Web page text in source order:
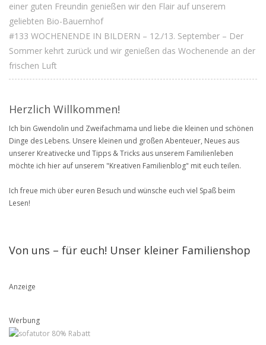
einer guten Freundin genießen wir den Flair auf unserem
geliebten Bio-Bauernhof
#133 WOCHENENDE IN BILDERN – 12./13. September – Der
Sommer kehrt zurück und wir genießen das Wochenende an der
frischen Luft
Herzlich Willkommen!
Ich bin Gwendolin und Zweifachmama und liebe die kleinen und schönen
Dinge des Lebens. Unsere kleinen und großen Abenteuer, Neues aus
unserer Kreativecke und Tipps & Tricks aus unserem Familienleben
möchte ich hier auf unserem "Kreativen Familienblog" mit euch teilen.
Ich freue mich über euren Besuch und wünsche euch viel Spaß beim
Lesen!
Von uns – für euch! Unser kleiner Familienshop
Anzeige
Werbung